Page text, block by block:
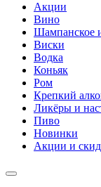
Акции
Вино
Шампанское
Виски
Водка
Коньяк
Ром
Крепкий
Ликёры и
Пиво
Новинки
Акции и